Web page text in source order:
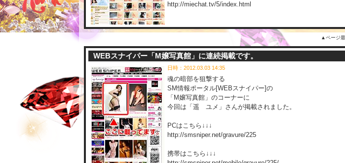
http://miechat.tv/5/index.html
▲ページ
WEBスナイパー「M嬢写真館」に連続掲載です。
日時：2012.03.03 14:35
魂の暗部を狙撃する
SM情報ポータル[WEBスナイパー]の
「M嬢写真館」のコーナーに
今回は「遥 ユメ」さんが掲載されました。
PCはこちら↓↓↓
http://smsniper.net/gravure/225
携帯はこちら↓↓↓